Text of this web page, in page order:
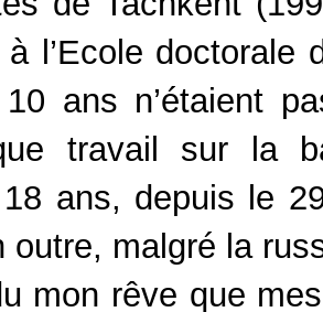
l’Ecole doctorale
10 ans n’étaient
travail sur la
ans, depuis le
outre, malgré la
mon rêve que